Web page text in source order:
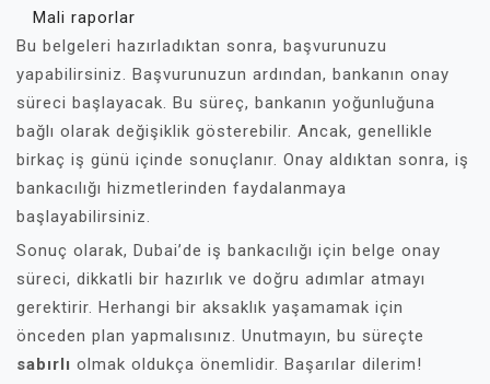
Mali raporlar
Bu belgeleri hazırladıktan sonra, başvurunuzu
yapabilirsiniz. Başvurunuzun ardından, bankanın onay
süreci başlayacak. Bu süreç, bankanın yoğunluğuna
bağlı olarak değişiklik gösterebilir. Ancak, genellikle
birkaç iş günü içinde sonuçlanır. Onay aldıktan sonra, iş
bankacılığı hizmetlerinden faydalanmaya
başlayabilirsiniz.
Sonuç olarak, Dubai’de iş bankacılığı için belge onay
süreci, dikkatli bir hazırlık ve doğru adımlar atmayı
gerektirir. Herhangi bir aksaklık yaşamamak için
önceden plan yapmalısınız. Unutmayın, bu süreçte
sabırlı olmak oldukça önemlidir. Başarılar dilerim!